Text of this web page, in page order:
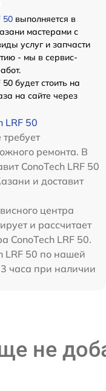
50 выполняется в
мастерами с
услуг и запчасти
- мы в сервис-
будет стоить на
на сайте через
LRF 50
ремонта. В
ConoTech LRF 50
и доставит
центра
и рассчитает
ConoTech LRF 50.
LRF 50 по нашей
часа при наличии
не